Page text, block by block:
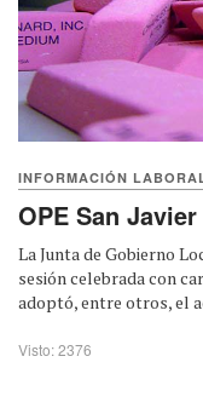
INFORMACIÓN
OPE San
La Junta de Gobierno
sesión celebrada con
adoptó, entre otros, el
Visto: 2376